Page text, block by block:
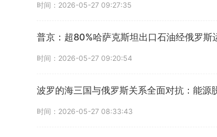
时间：2026-05-27 09:27:35
普京：超80%哈萨克斯坦出口石油经俄罗斯
时间：2026-05-27 09:20:54
波罗的海三国与俄罗斯关系全面对抗：能源
时间：2026-05-27 08:33:43